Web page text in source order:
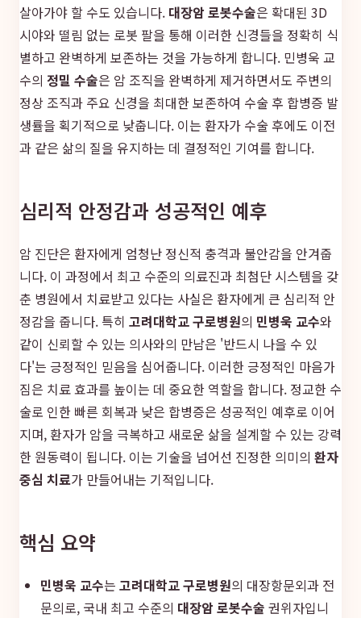
살아가야 할 수도 있습니다. 대장암 로봇수술은 확대된 3D
시야와 떨림 없는 로봇 팔을 통해 이러한 신경들을 정확히 식
별하고 완벽하게 보존하는 것을 가능하게 합니다. 민병욱 교
수의 정밀 수술은 암 조직을 완벽하게 제거하면서도 주변의
정상 조직과 주요 신경을 최대한 보존하여 수술 후 합병증 발
생률을 획기적으로 낮춥니다. 이는 환자가 수술 후에도 이전
과 같은 삶의 질을 유지하는 데 결정적인 기여를 합니다.
심리적 안정감과 성공적인 예후
암 진단은 환자에게 엄청난 정신적 충격과 불안감을 안겨줍
니다. 이 과정에서 최고 수준의 의료진과 최첨단 시스템을 갖
춘 병원에서 치료받고 있다는 사실은 환자에게 큰 심리적 안
정감을 줍니다. 특히 고려대학교 구로병원의 민병욱 교수와
같이 신뢰할 수 있는 의사와의 만남은 '반드시 나을 수 있
다'는 긍정적인 믿음을 심어줍니다. 이러한 긍정적인 마음가
짐은 치료 효과를 높이는 데 중요한 역할을 합니다. 정교한 수
술로 인한 빠른 회복과 낮은 합병증은 성공적인 예후로 이어
지며, 환자가 암을 극복하고 새로운 삶을 설계할 수 있는 강력
한 원동력이 됩니다. 이는 기술을 넘어선 진정한 의미의 환자
중심 치료가 만들어내는 기적입니다.
핵심 요약
민병욱 교수는 고려대학교 구로병원의 대장항문외과 전
문의로, 국내 최고 수준의 대장암 로봇수술 권위자입니